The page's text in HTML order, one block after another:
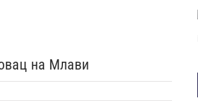
на Млави